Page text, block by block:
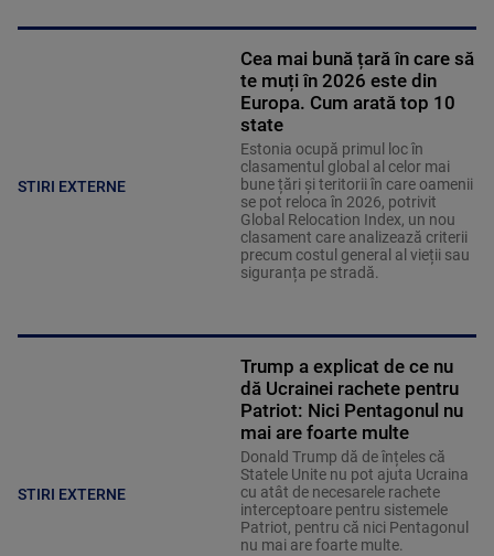
STIRI EXTERNE
Cea mai bună țară în care să
te muți în 2026 este din
Europa. Cum arată top 10
state
Estonia ocupă primul loc în
clasamentul global al celor mai
bune țări și teritorii în care oamenii
se pot reloca în 2026, potrivit
Global Relocation Index, un nou
clasament care analizează criterii
precum costul general al vieții sau
siguranța pe stradă.
STIRI EXTERNE
Trump a explicat de ce nu
dă Ucrainei rachete pentru
Patriot: Nici Pentagonul nu
mai are foarte multe
Donald Trump dă de înțeles că
Statele Unite nu pot ajuta Ucraina
cu atât de necesarele rachete
interceptoare pentru sistemele
Patriot, pentru că nici Pentagonul
nu mai are foarte multe.